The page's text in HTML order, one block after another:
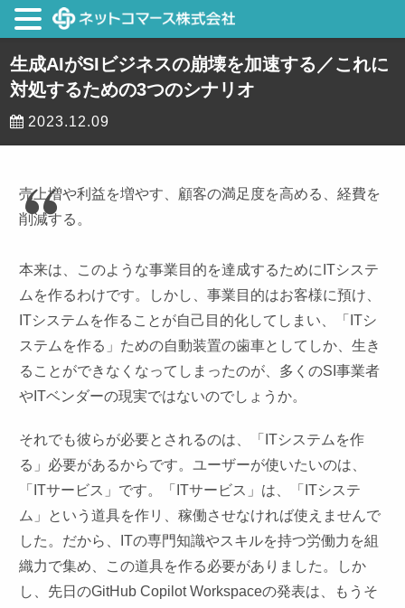
生成AIがSIビジネスの崩壊を加速する／これに
対処するための3つのシナリオ
2023.12.09
売上増や利益を増やす、顧客の満足度を高める、経費を
削減する。
本来は、このような事業目的を達成するためにITシステ
ムを作るわけです。しかし、事業目的はお客様に預け、
ITシステムを作ることが自己目的化してしまい、「ITシ
ステムを作る」ための自動装置の歯車としてしか、生き
ることができなくなってしまったのが、多くのSI事業者
やITベンダーの現実ではないのでしょうか。
それでも彼らが必要とされるのは、「ITシステムを作
る」必要があるからです。ユーザーが使いたいのは、
「ITサービス」です。「ITサービス」は、「ITシステ
ム」という道具を作リ、稼働させなければ使えませんで
した。だから、ITの専門知識やスキルを持つ労働力を組
織力で集め、この道具を作る必要がありました。しか
し、先日のGitHub Copilot Workspaceの発表は、もうそ